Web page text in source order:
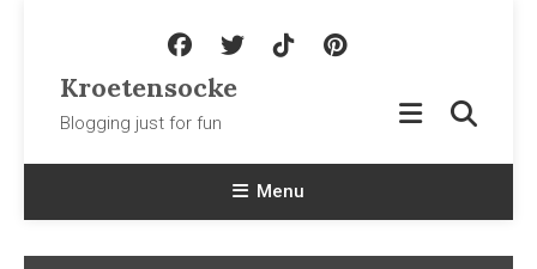
Kroetensocke
Blogging just for fun
Menu